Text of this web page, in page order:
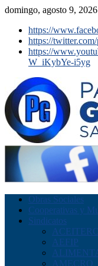
domingo, agosto 9, 2026
https://
https://
https://
W_iKybYe-i5yg
Obras Sociales
Cooperativas y
Sindicatos
AEFIP
AMECRO